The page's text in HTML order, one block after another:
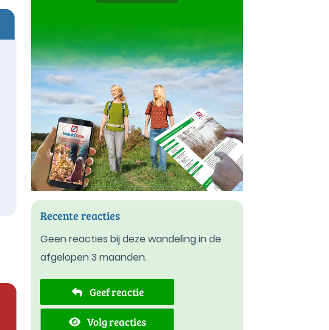
Recente reacties
Geen reacties bij deze wandeling in de
afgelopen 3 maanden.
Geef reactie
Volg reacties